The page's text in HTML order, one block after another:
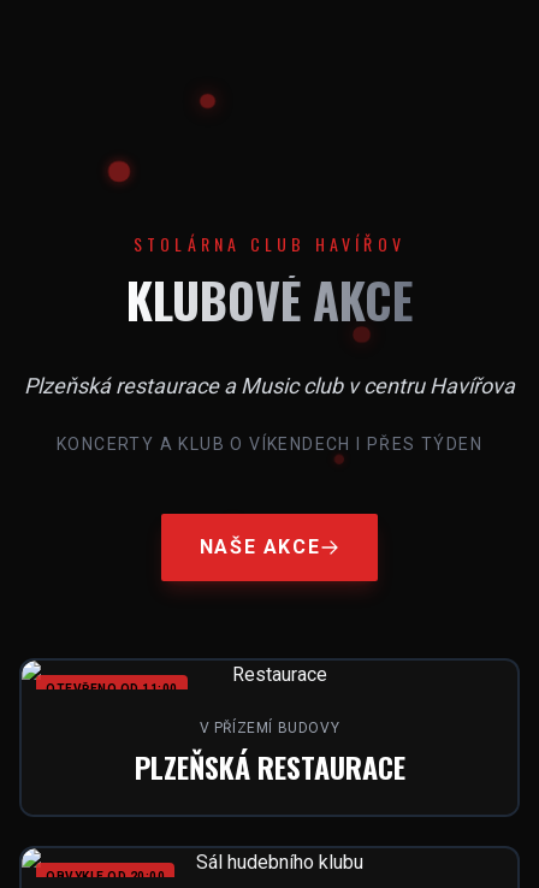
STOLÁRNA CLUB HAVÍŘOV
KLUBOVÉ AKCE
Plzeňská restaurace a Music club v centru Havířova
KONCERTY A KLUB O VÍKENDECH I PŘES TÝDEN
NAŠE AKCE
OTEVŘENO OD 11:00
V PŘÍZEMÍ BUDOVY
PLZEŇSKÁ RESTAURACE
OBVYKLE OD 20:00